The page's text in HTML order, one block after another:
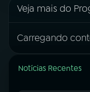
Veja mais do
Carregando
Notícias Recentes